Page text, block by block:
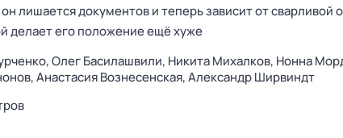
лишается документов и теперь зависит от сварливой
делает его положение ещё хуже
Олег Басилашвили, Никита Михалков, Нонна
Анастасия Вознесенская,Александр Ширвиндт